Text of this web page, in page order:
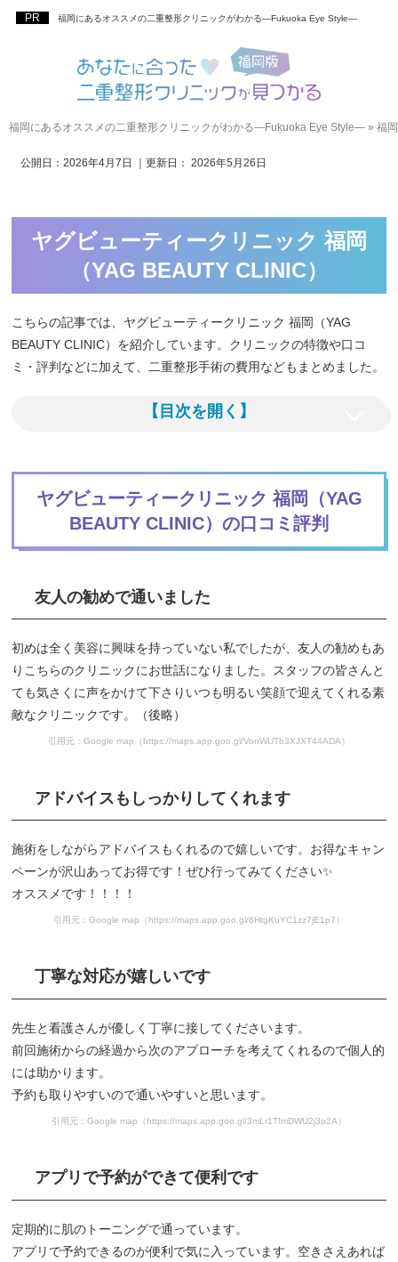
福岡にあるオススメの二重整形クリニックがわかる―Fukuoka Eye Style―
福岡にあるオススメの二重整形クリニックがわかる―Fukuoka Eye Style― » 福
公開日：2026年4月7日 ｜更新日：2026年5月26日
ヤグビューティークリニック 福岡
（YAG BEAUTY CLINIC）
こちらの記事では、ヤグビューティークリニック 福岡（YAG
BEAUTY CLINIC）を紹介しています。クリニックの特徴や口コ
ミ・評判などに加えて、二重整形手術の費用などもまとめました。
【目次を開く】
ヤグビューティークリニック 福岡（YAG
BEAUTY CLINIC）の口コミ評判
友人の勧めで通いました
初めは全く美容に興味を持っていない私でしたが、友人の勧めもあ
りこちらのクリニックにお世話になりました。スタッフの皆さんと
ても気さくに声をかけて下さりいつも明るい笑顔で迎えてくれる素
敵なクリニックです。（後略）
引用元：Google map（https://maps.app.goo.gl/VonWUTb3XJXT44ADA）
アドバイスもしっかりしてくれます
施術をしながらアドバイスもくれるので嬉しいです。お得なキャン
ペーンが沢山あってお得です！ぜひ行ってみてください✨
オススメです！！！！
引用元：Google map（https://maps.app.goo.gl/6HtgKuYC1zz7jE1p7）
丁寧な対応が嬉しいです
先生と看護さんが優しく丁寧に接してくださいます。
前回施術からの経過から次のアプローチを考えてくれるので個人的
には助かります。
予約も取りやすいので通いやすいと思います。
引用元：Google map（https://maps.app.goo.gl/3mLr1TfmDWU2j3p2A）
アプリで予約ができて便利です
定期的に肌のトーニングで通っています。
アプリで予約できるのが便利で気に入っています。空きさえあれば